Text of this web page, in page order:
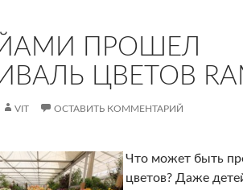
ПРОШЕЛ
ЦВЕТОВ
VIT ОСТАВИТЬ КОММЕНТАРИЙ
Что может быть
цветов? Даже